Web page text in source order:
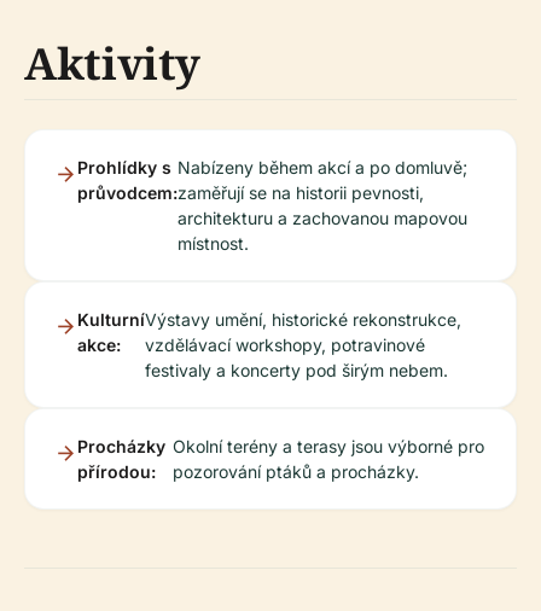
Aktivity
Prohlídky s
průvodcem:
Nabízeny během akcí a po domluvě;
zaměřují se na historii pevnosti,
architekturu a zachovanou mapovou
místnost.
Kulturní
akce:
Výstavy umění, historické rekonstrukce,
vzdělávací workshopy, potravinové
festivaly a koncerty pod širým nebem.
Procházky
přírodou:
Okolní terény a terasy jsou výborné pro
pozorování ptáků a procházky.